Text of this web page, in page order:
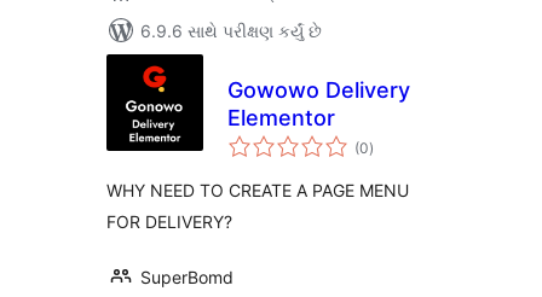
6.9.6 સાથે પરીક્ષણ કર્યું છે
Gowowo Delivery
Elementor
(0કુલ
રેટિંગ્સ
)
WHY NEED TO CREATE A PAGE MENU
FOR DELIVERY?
SuperBomd